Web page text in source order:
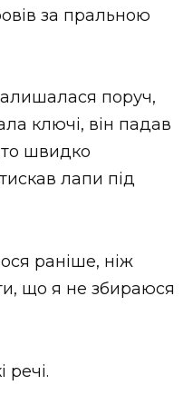
за пральною
поруч,
ключі, він падав
швидко
лапи під
раніше, ніж
що я не збираюся
речі.